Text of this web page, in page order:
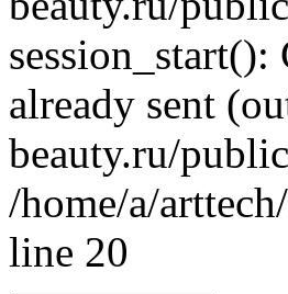
session_start():
already sent
beauty.ru/
/home/a/
line 20